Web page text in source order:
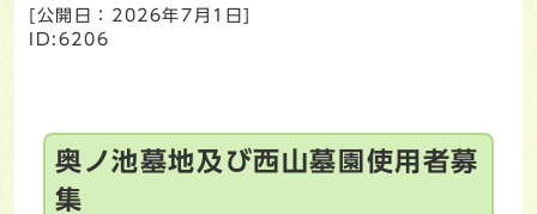
[公開日： 2026年7月1日]
ID:6206
奥ノ池墓地及び西山墓園使用者募
集